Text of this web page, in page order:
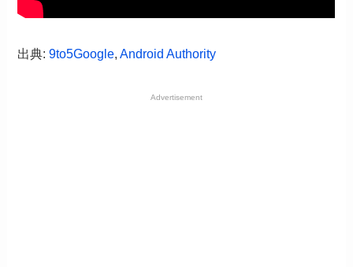
出典:9to5Google,Android Authority
Advertisement